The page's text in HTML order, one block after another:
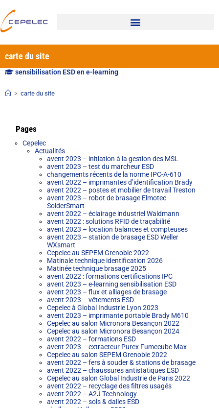
carte du site
sensibilisation ESD en e-learning
> carte du site
Pages
Cepelec
Actualités
avent 2023 – initiation à la gestion des MSL
avent 2023 – test du marcheur ESD
changements récents de la norme IPC-A-610
avent 2022 – imprimantes d’identification Brady
avent 2022 – postes et mobilier de travail Treston
avent 2023 – robot de brasage Elmotec
SolderSmart
avent 2022 – éclairage industriel Waldmann
avent 2022 : solutions RFID de traçabilité
avent 2023 – location balances et compteuses
avent 2023 – station de brasage ESD Weller
WXsmart
Cepelec au SEPEM Grenoble 2022
Matinale technique identification 2026
Matinée technique brasage 2025
avent 2022 : formations certifications IPC
avent 2023 – e-learning sensibilisation ESD
avent 2023 – flux et alliages de brasage
avent 2023 – vêtements ESD
Cepelec à Global Industrie Lyon 2023
avent 2023 – imprimante portable Brady M610
Cepelec au salon Micronora Besançon 2022
Cepelec au salon Micronora Besançon 2024
avent 2022 – formations ESD
avent 2023 – extracteur Purex Fumecube Max
Cepelec au salon SEPEM Grenoble 2022
avent 2022 – fers à souder & stations de brasage
avent 2022 – chaussures antistatiques ESD
Cepelec au salon Global Industrie de Paris 2022
avent 2022 – recyclage des filtres usagés
avent 2022 – A2J Technology
avent 2022 – sols & dalles ESD